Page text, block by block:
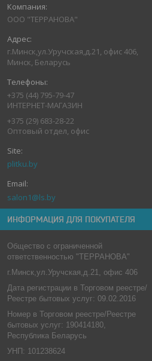
ООО "ТЕРРАНОВА"
г.Минск,ул.Уручская,д.21, офис 406,
Минск, Беларусь
+375 (44) 795-79-47
ИНТЕРНЕТ-МАГАЗИН
+375 (29) 683-28-22
Оптовый отдел, офис
plitku.by
salon1@ls.by
ИНФОРМАЦИЯ ДЛЯ ПОКУПАТЕЛЯ
Общество с ограниченной
ответственностью "ТЕРРАНОВА"
г.Минск,ул.Уручская,д.21, офис 406
Дата регистрации в Торговом реестре/
Реестре бытовых услуг: 09.02.2016
Номер в Торговом реестре/Реестре
бытовых услуг: 190414180,
Республика Беларусь
УНП: 101238624